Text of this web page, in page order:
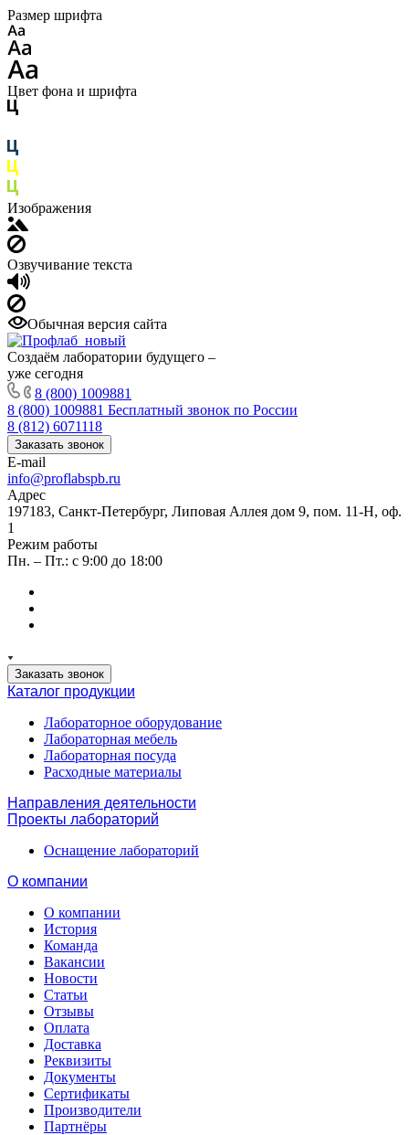
Размер шрифта
Цвет фона и шрифта
Изображения
Озвучивание текста
Обычная версия сайта
Создаём лаборатории будущего –
уже сегодня
8 (800) 1009881
8 (800) 1009881 Бесплатный звонок по России
8 (812) 6071118
Заказать звонок
E-mail
info@proflabspb.ru
Адрес
197183, Санкт-Петербург, Липовая Аллея дом 9, пом. 11-Н, оф.
1
Режим работы
Пн. – Пт.: с 9:00 до 18:00
Заказать звонок
Каталог продукции
Лабораторное оборудование
Лабораторная мебель
Лабораторная посуда
Расходные материалы
Направления деятельности
Проекты лабораторий
Оснащение лабораторий
О компании
О компании
История
Команда
Вакансии
Новости
Статьи
Отзывы
Оплата
Доставка
Реквизиты
Документы
Сертификаты
Производители
Партнёры